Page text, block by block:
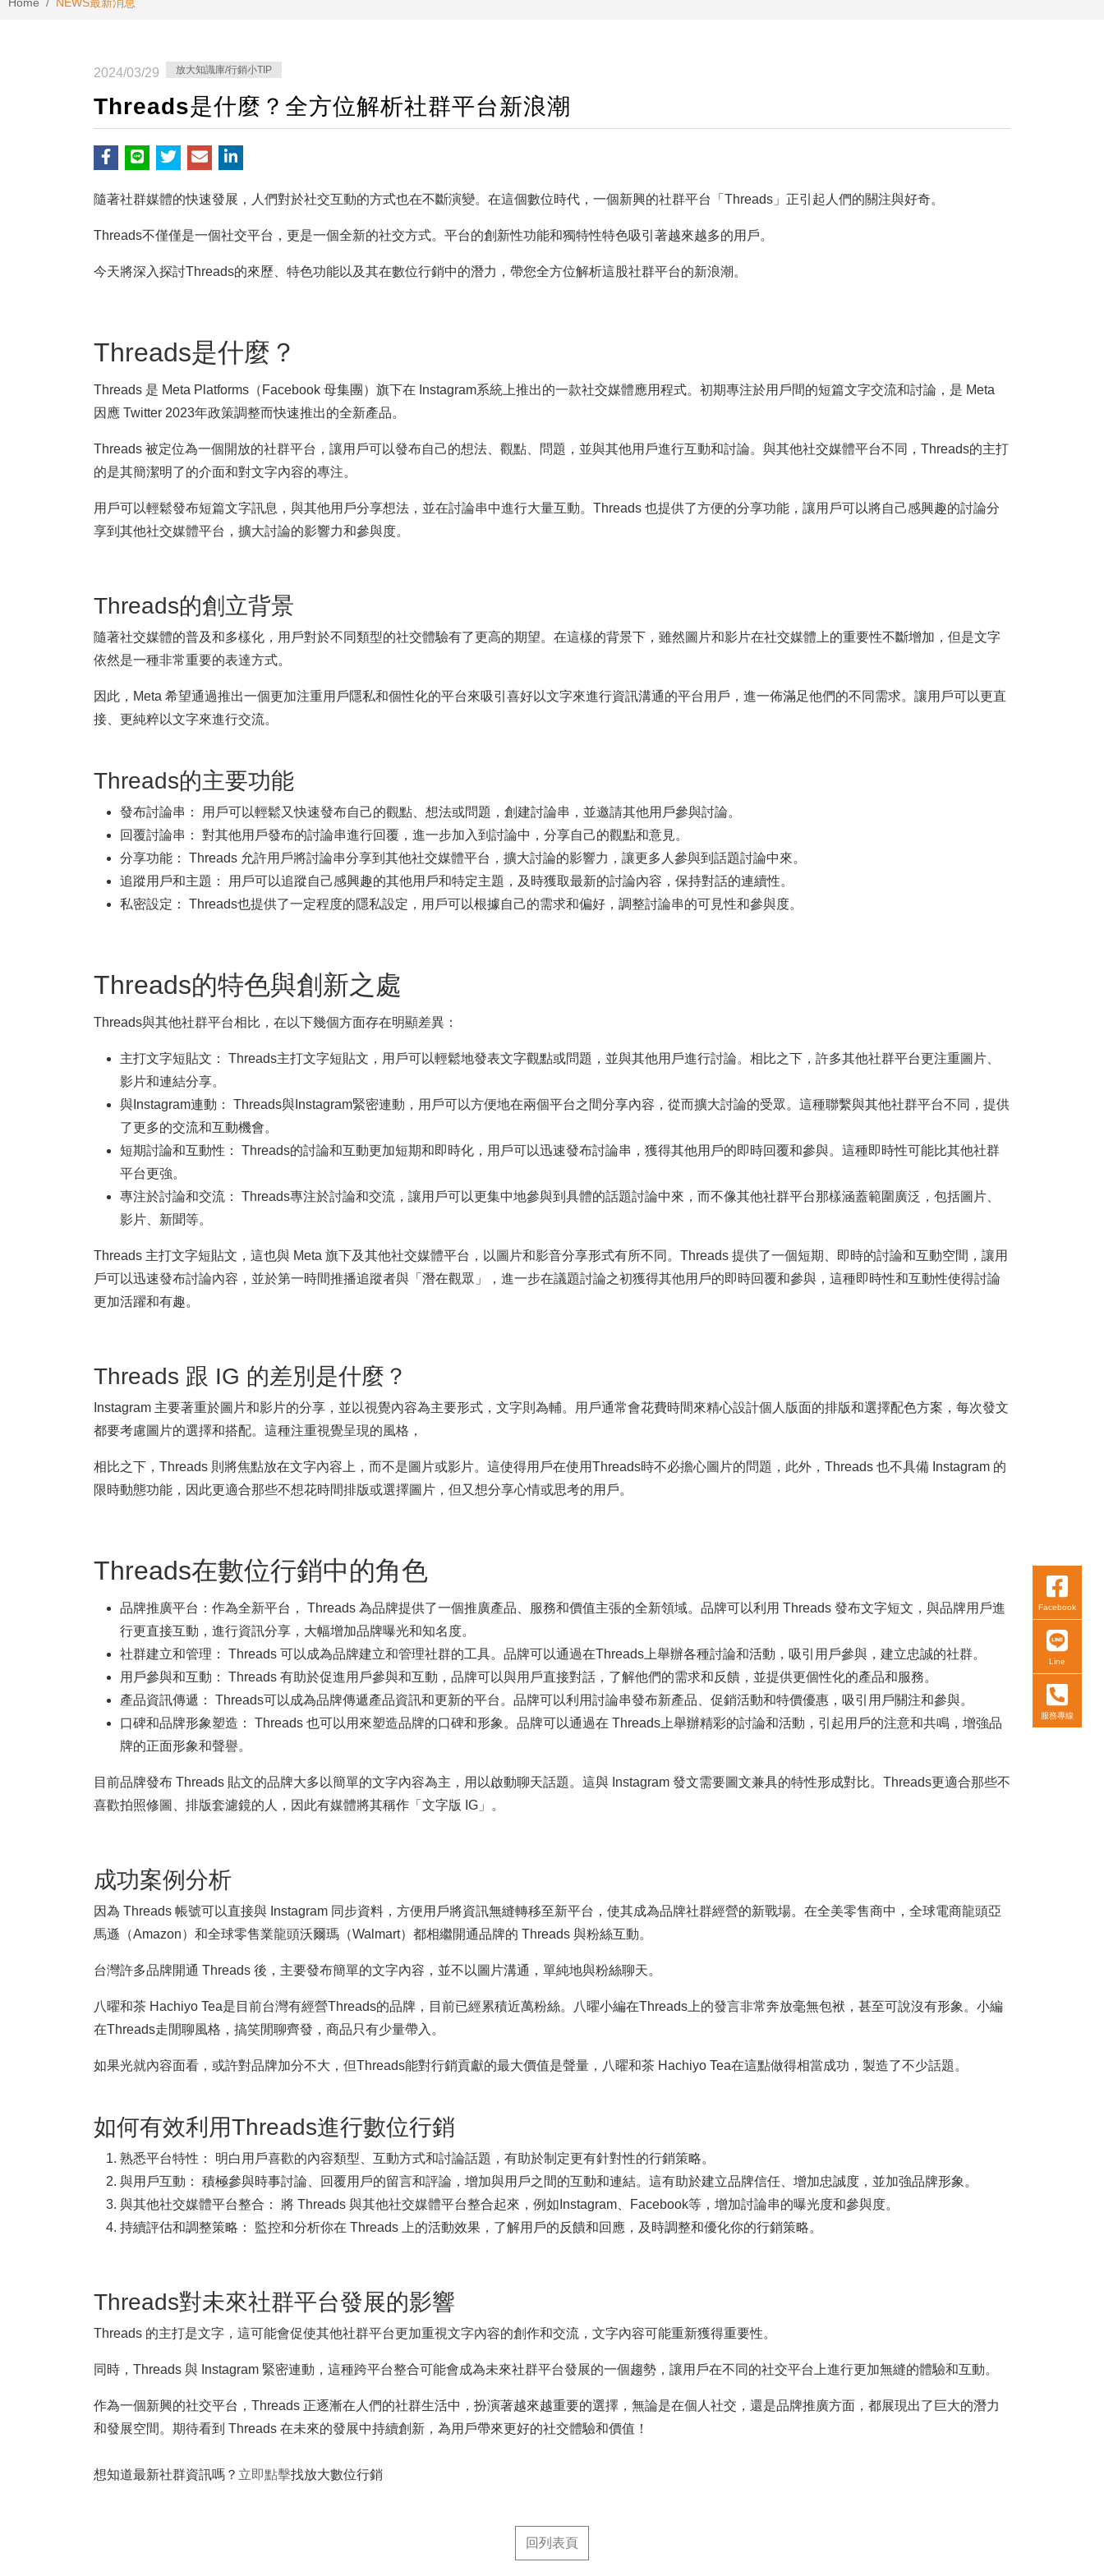
2024/03/29 放大知識庫/行銷小TIP
Threads是什麼？全方位解析社群平台新浪潮
隨著社群媒體的快速發展，人們對於社交互動的方式也在不斷演變。在這個數位時代，一個新興的社群平台「Threads」正引起人們的關注與好奇。
Threads不僅僅是一個社交平台，更是一個全新的社交方式。平台的創新性功能和獨特性特色吸引著越來越多的用戶。
今天將深入探討Threads的來歷、特色功能以及其在數位行銷中的潛力，帶您全方位解析這股社群平台的新浪潮。
Threads是什麼？
Threads 是 Meta Platforms（Facebook 母集團）旗下在 Instagram系統上推出的一款社交媒體應用程式。初期專注於用戶間的短篇文字交流和討論，是 Meta
因應 Twitter 2023年政策調整而快速推出的全新產品。
Threads 被定位為一個開放的社群平台，讓用戶可以發布自己的想法、觀點、問題，並與其他用戶進行互動和討論。與其他社交媒體平台不同，Threads的主打
的是其簡潔明了的介面和對文字內容的專注。
用戶可以輕鬆發布短篇文字訊息，與其他用戶分享想法，並在討論串中進行大量互動。Threads 也提供了方便的分享功能，讓用戶可以將自己感興趣的討論分
享到其他社交媒體平台，擴大討論的影響力和參與度。
Threads的創立背景
隨著社交媒體的普及和多樣化，用戶對於不同類型的社交體驗有了更高的期望。在這樣的背景下，雖然圖片和影片在社交媒體上的重要性不斷增加，但是文字
依然是一種非常重要的表達方式。
因此，Meta 希望通過推出一個更加注重用戶隱私和個性化的平台來吸引喜好以文字來進行資訊溝通的平台用戶，進一佈滿足他們的不同需求。讓用戶可以更直
接、更純粹以文字來進行交流。
Threads的主要功能
發布討論串： 用戶可以輕鬆又快速發布自己的觀點、想法或問題，創建討論串，並邀請其他用戶參與討論。
回覆討論串： 對其他用戶發布的討論串進行回覆，進一步加入到討論中，分享自己的觀點和意見。
分享功能： Threads 允許用戶將討論串分享到其他社交媒體平台，擴大討論的影響力，讓更多人參與到話題討論中來。
追蹤用戶和主題： 用戶可以追蹤自己感興趣的其他用戶和特定主題，及時獲取最新的討論內容，保持對話的連續性。
私密設定： Threads也提供了一定程度的隱私設定，用戶可以根據自己的需求和偏好，調整討論串的可見性和參與度。
Threads的特色與創新之處
Threads與其他社群平台相比，在以下幾個方面存在明顯差異：
主打文字短貼文： Threads主打文字短貼文，用戶可以輕鬆地發表文字觀點或問題，並與其他用戶進行討論。相比之下，許多其他社群平台更注重圖片、
影片和連結分享。
與Instagram連動： Threads與Instagram緊密連動，用戶可以方便地在兩個平台之間分享內容，從而擴大討論的受眾。這種聯繫與其他社群平台不同，提供
了更多的交流和互動機會。
短期討論和互動性： Threads的討論和互動更加短期和即時化，用戶可以迅速發布討論串，獲得其他用戶的即時回覆和參與。這種即時性可能比其他社群
平台更強。
專注於討論和交流： Threads專注於討論和交流，讓用戶可以更集中地參與到具體的話題討論中來，而不像其他社群平台那樣涵蓋範圍廣泛，包括圖片、
影片、新聞等。
Threads 主打文字短貼文，這也與 Meta 旗下及其他社交媒體平台，以圖片和影音分享形式有所不同。Threads 提供了一個短期、即時的討論和互動空間，讓用
戶可以迅速發布討論內容，並於第一時間推播追蹤者與「潛在觀眾」，進一步在議題討論之初獲得其他用戶的即時回覆和參與，這種即時性和互動性使得討論
更加活躍和有趣。
Threads 跟 IG 的差別是什麼？
Instagram 主要著重於圖片和影片的分享，並以視覺內容為主要形式，文字則為輔。用戶通常會花費時間來精心設計個人版面的排版和選擇配色方案，每次發文
都要考慮圖片的選擇和搭配。這種注重視覺呈現的風格，
相比之下，Threads 則將焦點放在文字內容上，而不是圖片或影片。這使得用戶在使用Threads時不必擔心圖片的問題，此外，Threads 也不具備 Instagram 的
限時動態功能，因此更適合那些不想花時間排版或選擇圖片，但又想分享心情或思考的用戶。
Threads在數位行銷中的角色
品牌推廣平台：作為全新平台， Threads 為品牌提供了一個推廣產品、服務和價值主張的全新領域。品牌可以利用 Threads 發布文字短文，與品牌用戶進
行更直接互動，進行資訊分享，大幅增加品牌曝光和知名度。
社群建立和管理： Threads 可以成為品牌建立和管理社群的工具。品牌可以通過在Threads上舉辦各種討論和活動，吸引用戶參與，建立忠誠的社群。
用戶參與和互動： Threads 有助於促進用戶參與和互動，品牌可以與用戶直接對話，了解他們的需求和反饋，並提供更個性化的產品和服務。
產品資訊傳遞： Threads可以成為品牌傳遞產品資訊和更新的平台。品牌可以利用討論串發布新產品、促銷活動和特價優惠，吸引用戶關注和參與。
口碑和品牌形象塑造： Threads 也可以用來塑造品牌的口碑和形象。品牌可以通過在 Threads上舉辦精彩的討論和活動，引起用戶的注意和共鳴，增強品
牌的正面形象和聲譽。
目前品牌發布 Threads 貼文的品牌大多以簡單的文字內容為主，用以啟動聊天話題。這與 Instagram 發文需要圖文兼具的特性形成對比。Threads更適合那些不
喜歡拍照修圖、排版套濾鏡的人，因此有媒體將其稱作「文字版 IG」。
成功案例分析
因為 Threads 帳號可以直接與 Instagram 同步資料，方便用戶將資訊無縫轉移至新平台，使其成為品牌社群經營的新戰場。在全美零售商中，全球電商龍頭亞
馬遜（Amazon）和全球零售業龍頭沃爾瑪（Walmart）都相繼開通品牌的 Threads 與粉絲互動。
台灣許多品牌開通 Threads 後，主要發布簡單的文字內容，並不以圖片溝通，單純地與粉絲聊天。
八曜和茶 Hachiyo Tea是目前台灣有經營Threads的品牌，目前已經累積近萬粉絲。八曜小編在Threads上的發言非常奔放毫無包袱，甚至可說沒有形象。小編
在Threads走閒聊風格，搞笑閒聊齊發，商品只有少量帶入。
如果光就內容面看，或許對品牌加分不大，但Threads能對行銷貢獻的最大價值是聲量，八曜和茶 Hachiyo Tea在這點做得相當成功，製造了不少話題。
如何有效利用Threads進行數位行銷
熟悉平台特性： 明白用戶喜歡的內容類型、互動方式和討論話題，有助於制定更有針對性的行銷策略。
與用戶互動： 積極參與時事討論、回覆用戶的留言和評論，增加與用戶之間的互動和連結。這有助於建立品牌信任、增加忠誠度，並加強品牌形象。
與其他社交媒體平台整合： 將 Threads 與其他社交媒體平台整合起來，例如Instagram、Facebook等，增加討論串的曝光度和參與度。
持續評估和調整策略： 監控和分析你在 Threads 上的活動效果，了解用戶的反饋和回應，及時調整和優化你的行銷策略。
Threads對未來社群平台發展的影響
Threads 的主打是文字，這可能會促使其他社群平台更加重視文字內容的創作和交流，文字內容可能重新獲得重要性。
同時，Threads 與 Instagram 緊密連動，這種跨平台整合可能會成為未來社群平台發展的一個趨勢，讓用戶在不同的社交平台上進行更加無縫的體驗和互動。
作為一個新興的社交平台，Threads 正逐漸在人們的社群生活中，扮演著越來越重要的選擇，無論是在個人社交，還是品牌推廣方面，都展現出了巨大的潛力
和發展空間。期待看到 Threads 在未來的發展中持續創新，為用戶帶來更好的社交體驗和價值！
想知道最新社群資訊嗎？ 立即點擊找放大數位行銷
回列表頁
Facebook
Line
服務專線